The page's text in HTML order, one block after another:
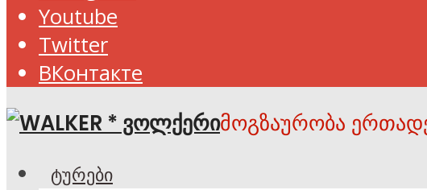
Youtube
Twitter
ВКонтакте
მოგზაურობა
ტურები